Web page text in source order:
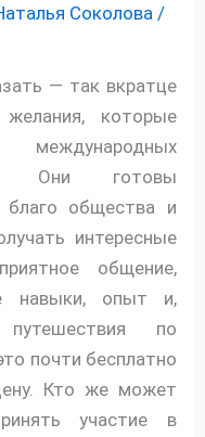
Соколова /
— так вкратце
которые
Они готовы
благо общества и
интересные
общение,
навыки, опыт и,
путешествия по
почти бесплатно
Кто же может
участие в